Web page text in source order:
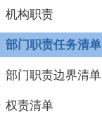
机构职责
部门职责任务清单
部门职责边界清单
权责清单